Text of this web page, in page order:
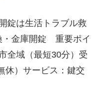
錠は生活トラブル救
・金庫開錠 重要ポイ
全域（最短30分）受
休）サービス：鍵交